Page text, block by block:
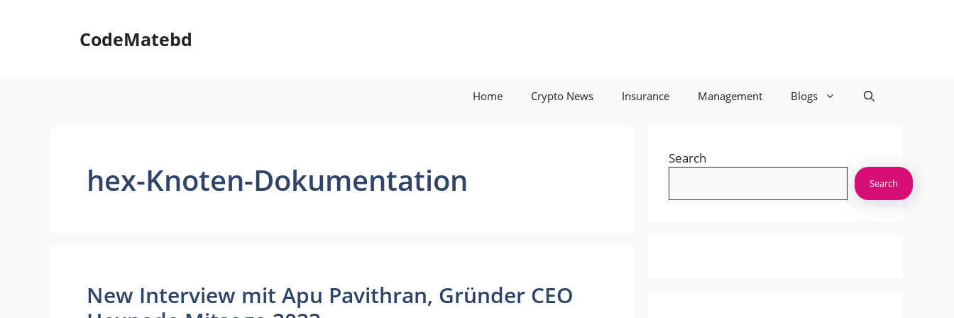
CodeMatebd
Home Crypto News Insurance Management Blogs
hex-Knoten-Dokumentation
New Interview mit Apu Pavithran, Gründer CEO
Search
Search